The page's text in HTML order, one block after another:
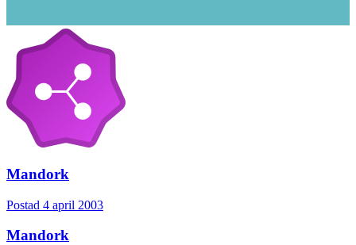
Mandork
Postad 4 april 2003
Mandork